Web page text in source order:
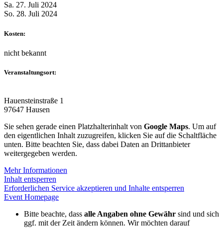
Sa. 27. Juli 2024
So. 28. Juli 2024
Kosten:
nicht bekannt
Veranstaltungsort:
Hauensteinstraße 1
97647 Hausen
Sie sehen gerade einen Platzhalterinhalt von Google Maps. Um auf
den eigentlichen Inhalt zuzugreifen, klicken Sie auf die Schaltfläche
unten. Bitte beachten Sie, dass dabei Daten an Drittanbieter
weitergegeben werden.
Mehr Informationen
Inhalt entsperren
Erforderlichen Service akzeptieren und Inhalte entsperren
Event Homepage
Bitte beachte, dass alle Angaben ohne Gewähr sind und sich
ggf. mit der Zeit ändern können. Wir möchten darauf